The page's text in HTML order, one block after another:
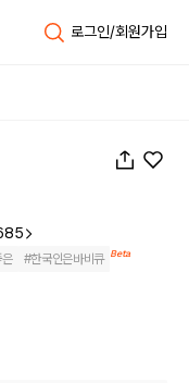
로그인/회원가입
#한국인은바비큐 Beta